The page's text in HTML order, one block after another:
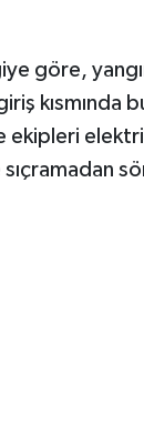
göre,
kısmında
ekipleri